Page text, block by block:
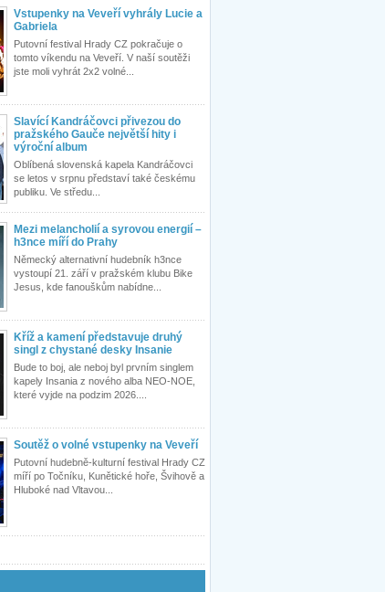
Vstupenky na Veveří vyhrály Lucie a
Gabriela
Putovní festival Hrady CZ pokračuje o
tomto víkendu na Veveří. V naší soutěži
jste moli vyhrát 2x2 volné...
Slavící Kandráčovci přivezou do
pražského Gauče největší hity i
výroční album
Oblíbená slovenská kapela Kandráčovci
se letos v srpnu představí také českému
publiku. Ve středu...
Mezi melancholií a syrovou energií –
h3nce míří do Prahy
Německý alternativní hudebník h3nce
vystoupí 21. září v pražském klubu Bike
Jesus, kde fanouškům nabídne...
Kříž a kamení představuje druhý
singl z chystané desky Insanie
Bude to boj, ale neboj byl prvním singlem
kapely Insania z nového alba NEO-NOE,
které vyjde na podzim 2026....
Soutěž o volné vstupenky na Veveří
Putovní hudebně-kulturní festival Hrady CZ
míří po Točníku, Kunětické hoře, Švihově a
Hluboké nad Vltavou...